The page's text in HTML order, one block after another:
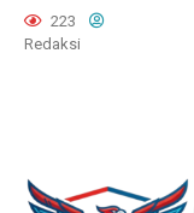
223
Redaksi